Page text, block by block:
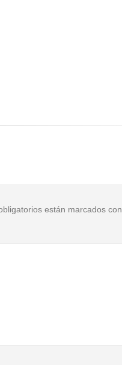
están marcados con